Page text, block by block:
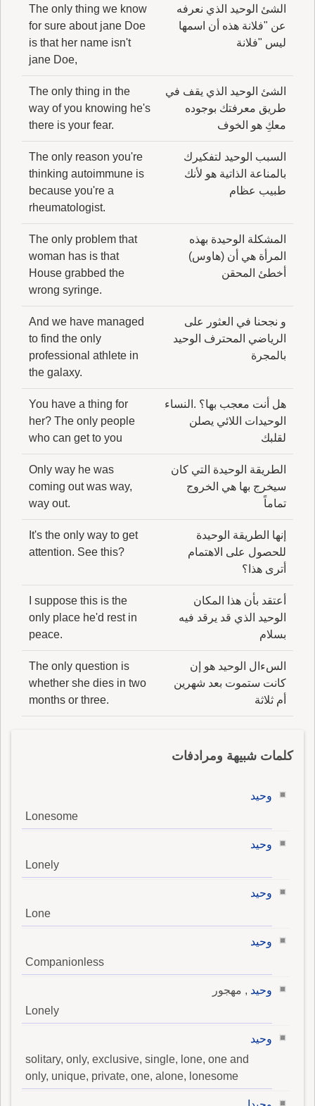
الشئ الوحيد الذي نعرفه
عن "فلانة هذه أن اسمها
ليس "فلانة
The only thing we know
for sure about jane Doe
is that her name isn't
jane Doe,
الشئ الوحيد الذي يقف في
طريق معرفتك بوجوده
معكِ هو الخوف
The only thing in the
way of you knowing he's
there is your fear.
السبب الوحيد لتفكيرك
بالمناعة الذاتية هو لأنك
طبيب عظام
The only reason you're
thinking autoimmune is
because you're a
rheumatologist.
المشكلة الوحيدة بهذه
المرأة هي أن (هاوس)
أخطئ المحقن
The only problem that
woman has is that
House grabbed the
wrong syringe.
و نجحنا في العثور على
الرياضي المحترف الوحيد
بالمجرة
And we have managed
to find the only
professional athlete in
the galaxy.
هل أنت معجب بها؟ .النساء
الوحيدات اللائي يصلن
لقلبك
You have a thing for
her? The only people
who can get to you
الطريقة الوحيدة التي كان
سيخرج بها هي الخروج
تماماً
Only way he was
coming out was way,
way out.
إنها الطريقة الوحيدة
للحصول على الاهتمام
أترى هذا؟
It's the only way to get
attention. See this?
أعتقد بأن هذا المكان
الوحيد الذي قد يرقد فيه
بسلام
I suppose this is the
only place he'd rest in
peace.
السءال الوحيد هو إن
كانت ستموت بعد شهرين
أم ثلاثة
The only question is
whether she dies in two
months or three.
كلمات شبيهة ومرادفات
وحيد
Lonesome
وحيد
Lonely
وحيد
Lone
وحيد
Companionless
وحيد , مهجور
Lonely
وحيد
solitary, only, exclusive, single, lone, one and
only, unique, private, one, alone, lonesome